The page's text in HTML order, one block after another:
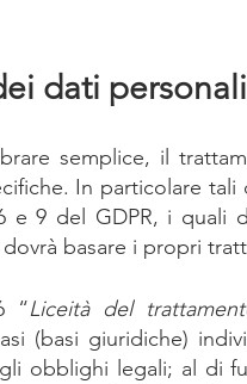
dati
semplice, il
In particolare
e 9 del GDPR, i quali
basare i propri
“Liceità del
(basi giuridiche)
obblighi legali; al di